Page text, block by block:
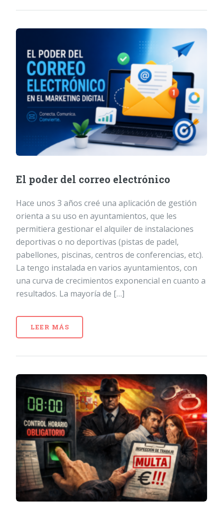
El poder del correo electrónico
Hace unos 3 años creé una aplicación de gestión
orienta a su uso en ayuntamientos, que les
permitiera gestionar el alquiler de instalaciones
deportivas o no deportivas (pistas de padel,
pabellones, piscinas, centros de conferencias, etc).
La tengo instalada en varios ayuntamientos, con
una curva de crecimientos exponencial en cuanto a
resultados. La mayoría de […]
LEER MÁS